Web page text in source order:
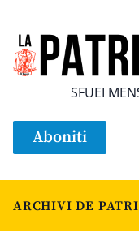
SFUEI
Aboniti
ARCHIVI DE